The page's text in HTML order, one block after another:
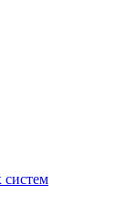
систем